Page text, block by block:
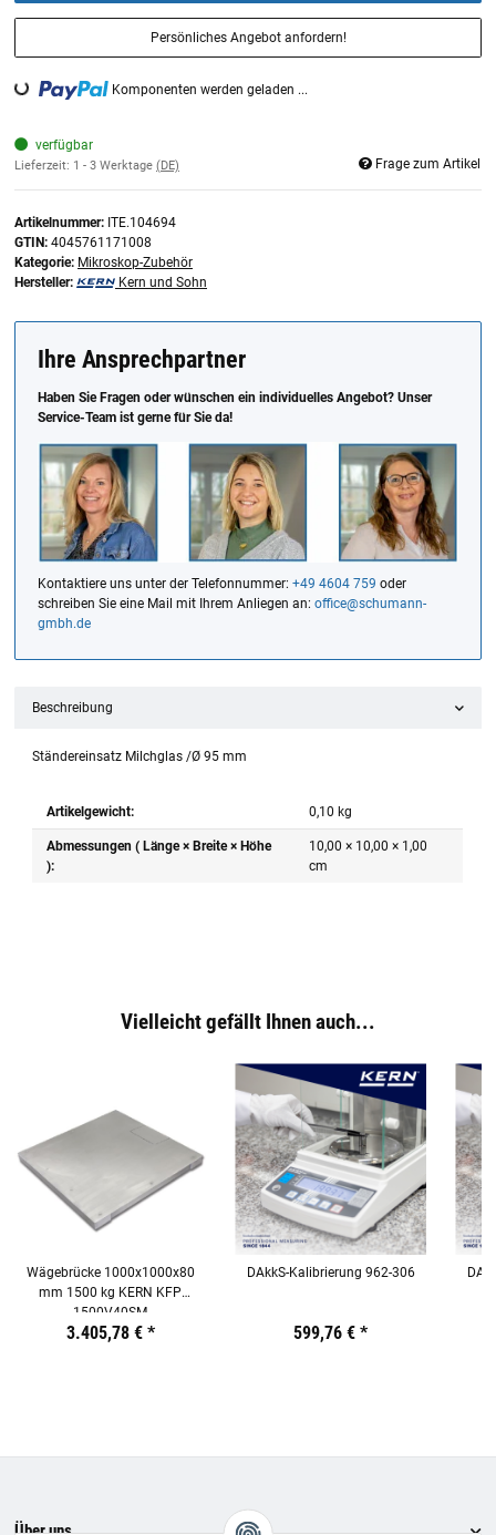
Persönliches Angebot anfordern!
Loading... Komponenten werden geladen ...
verfügbar
Lieferzeit: 1 - 3 Werktage (DE) Frage zum Artikel
Artikelnummer: ITE.104694
GTIN: 4045761171008
Kategorie: Mikroskop-Zubehör
Hersteller:
Kern und Sohn
Ihre Ansprechpartner
Haben Sie Fragen oder wünschen ein individuelles Angebot? Unser
Service-Team ist gerne für Sie da!
Kontaktiere uns unter der Telefonnummer: +49 4604 759 oder
schreiben Sie eine Mail mit Ihrem Anliegen an: office@schumann-
gmbh.de
Beschreibung
Ständereinsatz Milchglas /Ø 95 mm
Artikelgewicht: 0,10 kg
Abmessungen ( Länge × Breite × Höhe
):
10,00 × 10,00 × 1,00
cm
Vielleicht gefällt Ihnen auch...
Wägebrücke 1000x1000x80
mm 1500 kg KERN KFP
1500V40SM
19,44 €inkl. 19% USt.
3.405,78 € *
DAkkS-Kalibrierung 962-306
19,44 €inkl. 19% USt.
599,76 € *
Über uns